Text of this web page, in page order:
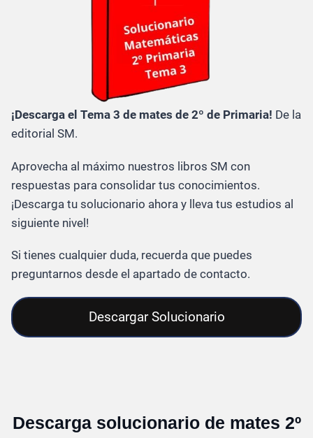
¡Descarga el Tema 3 de mates de 2º de Primaria! De la
editorial SM.
Aprovecha al máximo nuestros libros SM con
respuestas para consolidar tus conocimientos.
¡Descarga tu solucionario ahora y lleva tus estudios al
siguiente nivel!
Si tienes cualquier duda, recuerda que puedes
preguntarnos desde el apartado de contacto.
Descargar Solucionario
Descarga solucionario de mates 2º